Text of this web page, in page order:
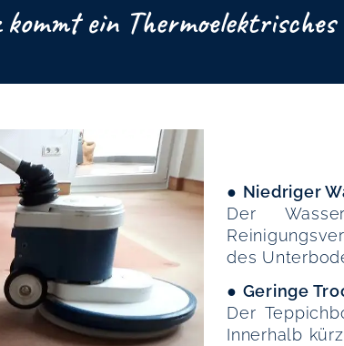
ein Thermoelektrisches
● Niedriger
Der
des
● Geringe
Der
Innerhalb